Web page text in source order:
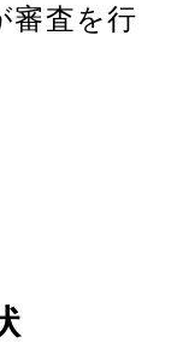
審査を行